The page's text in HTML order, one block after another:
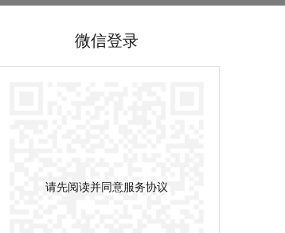
微信登录
请先阅读并同意服务协议